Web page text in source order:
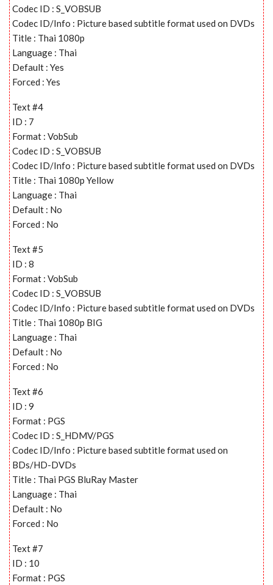
Codec ID : S_VOBSUB
Codec ID/Info : Picture based subtitle format used on DVDs
Title : Thai 1080p
Language : Thai
Default : Yes
Forced : Yes
Text #4
ID : 7
Format : VobSub
Codec ID : S_VOBSUB
Codec ID/Info : Picture based subtitle format used on DVDs
Title : Thai 1080p Yellow
Language : Thai
Default : No
Forced : No
Text #5
ID : 8
Format : VobSub
Codec ID : S_VOBSUB
Codec ID/Info : Picture based subtitle format used on DVDs
Title : Thai 1080p BIG
Language : Thai
Default : No
Forced : No
Text #6
ID : 9
Format : PGS
Codec ID : S_HDMV/PGS
Codec ID/Info : Picture based subtitle format used on
BDs/HD-DVDs
Title : Thai PGS BluRay Master
Language : Thai
Default : No
Forced : No
Text #7
ID : 10
Format : PGS